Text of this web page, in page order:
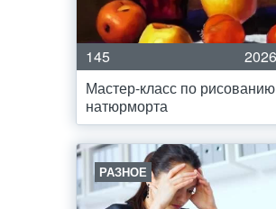
145
Мастер-класс по рисованию
натюрморта
РАЗНОЕ